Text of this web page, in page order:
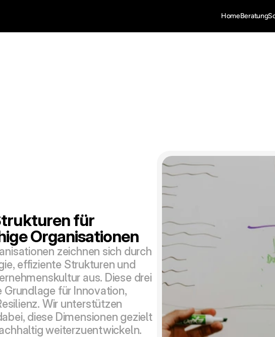
HomeBeratung
für
Organisationen
zeichnen sich durch
effiziente Strukturen und
aus. Diese drei
Grundlage für Innovation,
Wir unterstützen
diese Dimensionen gezielt
weiterzuentwickeln.